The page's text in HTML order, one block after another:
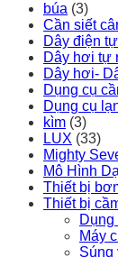
búa (3)
Cần siết
Dây điện
Dây hơi tự
Dây hơi-
Dụng cụ
Dụng cụ
kìm (3)
LUX (33)
Mighty
Mô Hình
Thiết bị
Thiết bị
Dụng
Máy
Súng